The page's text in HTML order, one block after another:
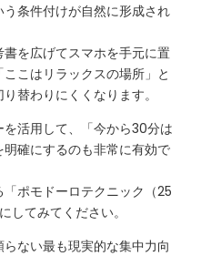
う条件付けが自然に形成され
を広げてスマホを手元に置
こはリラックスの場所」と
替わりにくくなります。
活用して、「今から30分は
確にするのも非常に有効で
ポモドーロテクニック（25
してみてください。
ない最も現実的な集中力向